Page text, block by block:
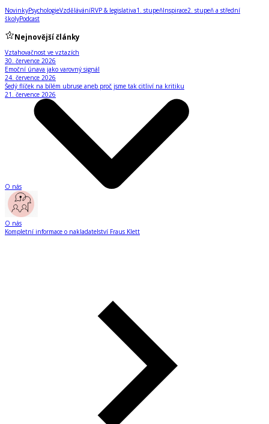
NovinkyPsychologieVzděláváníRVP & legislativa1. stupeňInspirace2. stupeň a střední
školyPodcast
Nejnovější články
Vztahovačnost ve vztazích
30. července 2026
Emoční únava jako varovný signál
24. července 2026
Šedý flíček na bílém ubruse aneb proč jsme tak citliví na kritiku
21. července 2026
O nás
O nás
Kompletní informace o nakladatelství Fraus Klett